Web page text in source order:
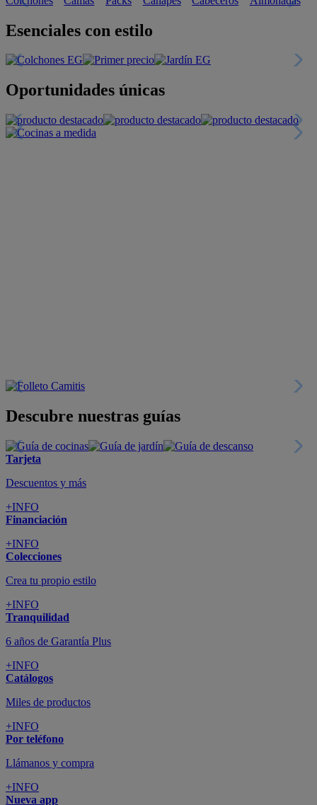
Esenciales con estilo
Oportunidades únicas
Descubre nuestras guías
Tarjeta
Descuentos y más
+INFO
Financiación
+INFO
Colecciones
Crea tu propio estilo
+INFO
Tranquilidad
6 años de Garantía Plus
+INFO
Catálogos
Miles de productos
+INFO
Por teléfono
Llámanos y compra
+INFO
Nueva app